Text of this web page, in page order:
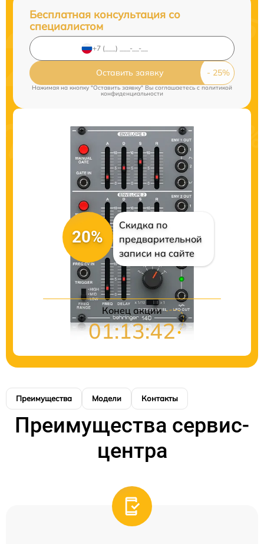
Бесплатная консультация со
специалистом
Оставить заявку
Нажимая на кнопку "Оставить заявку" Вы соглашаетесь cполитикой
конфиденциальности
20%
Скидка по
предварительной
записи на сайте
Конец акции
01:13:42
Преимущества Модели Контакты
Преимущества сервис-
центра